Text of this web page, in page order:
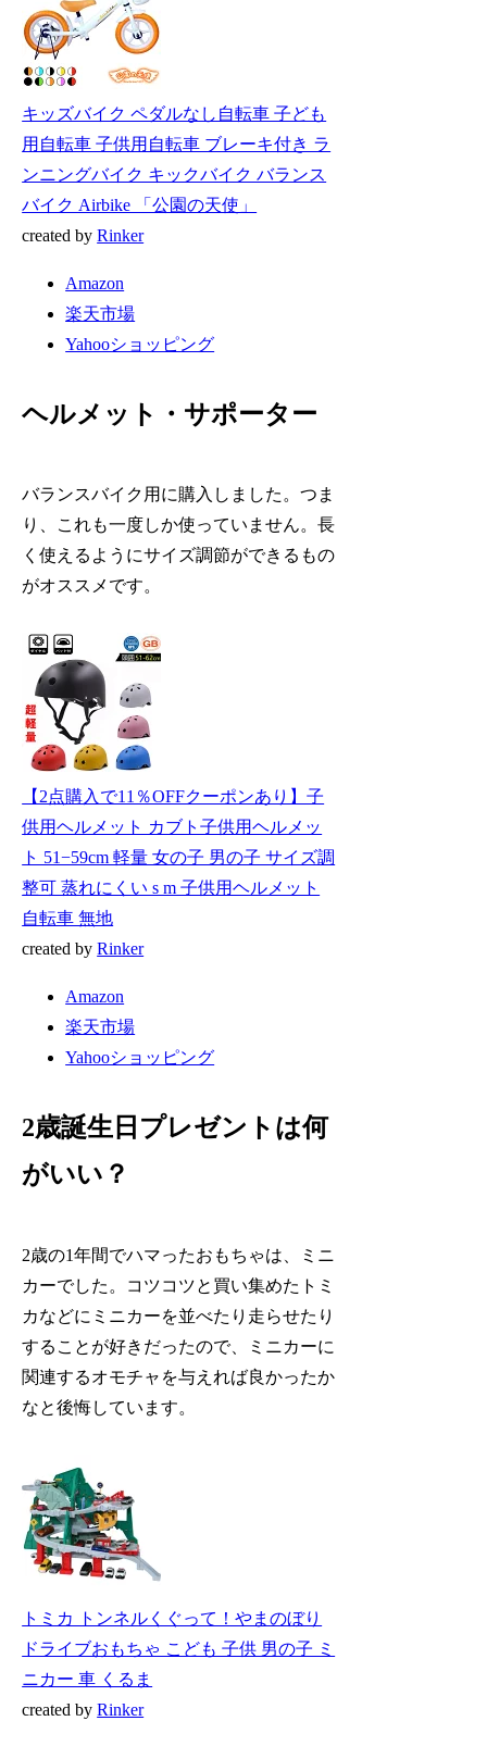
キッズバイク ペダルなし自転車 子ども
用自転車 子供用自転車 ブレーキ付き ラ
ンニングバイク キックバイク バランス
バイク Airbike 「公園の天使」
created byRinker
Amazon
楽天市場
Yahooショッピング
ヘルメット・サポーター
バランスバイク用に購入しました。つま
り、これも一度しか使っていません。長
く使えるようにサイズ調節ができるもの
がオススメです。
【2点購入で11％OFFクーポンあり】子
供用ヘルメット カブト子供用ヘルメッ
ト 51−59cm 軽量 女の子 男の子 サイズ調
整可 蒸れにくい s m 子供用ヘルメット
自転車 無地
created byRinker
Amazon
楽天市場
Yahooショッピング
2歳誕生日プレゼントは何
がいい？
2歳の1年間でハマったおもちゃは、ミニ
カーでした。コツコツと買い集めたトミ
カなどにミニカーを並べたり走らせたり
することが好きだったので、ミニカーに
関連するオモチャを与えれば良かったか
なと後悔しています。
トミカ トンネルくぐって！やまのぼり
ドライブおもちゃ こども 子供 男の子 ミ
ニカー 車 くるま
created byRinker